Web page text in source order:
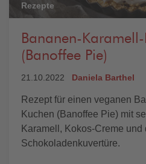
Rezepte
Bananen-
(Banoffee Pie)
21.10.2022 Daniela Barthel
Rezept für einen veganen
Kuchen (Banoffee Pie) mit
Karamell, Kokos-Creme und
Schokoladenkuvertüre.